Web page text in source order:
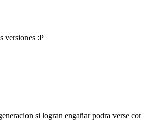
versiones :P
si logran engañar podra verse